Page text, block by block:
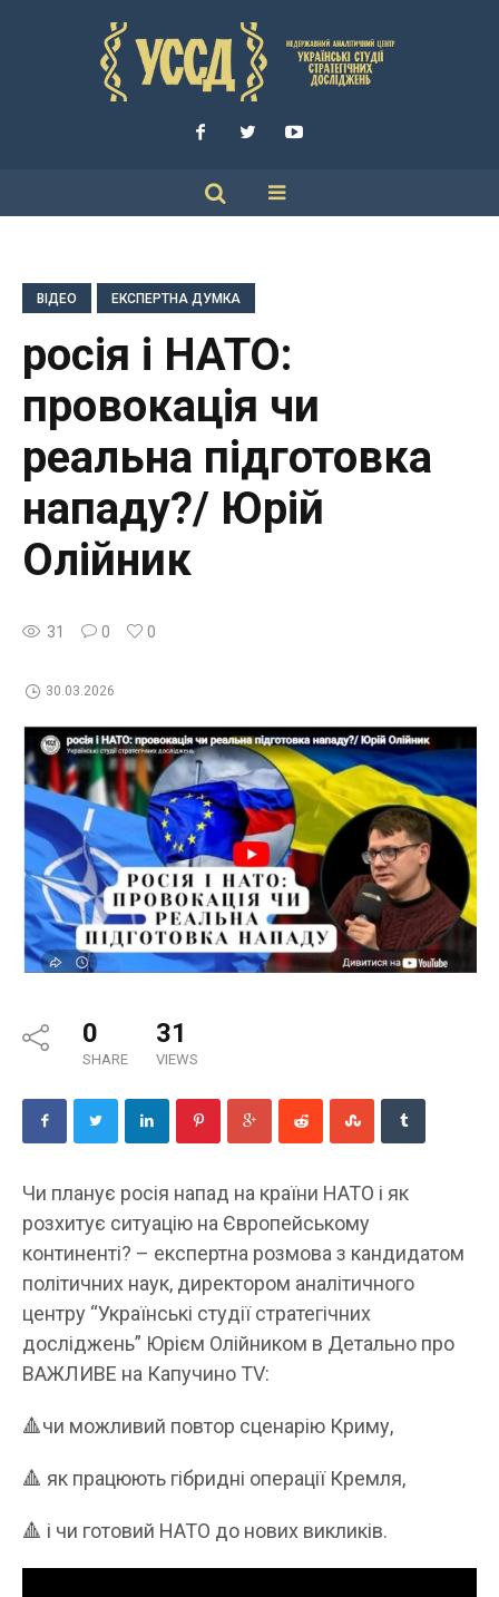
ВІДЕО ЕКСПЕРТНА ДУМКА
росія і НАТО:
провокація чи
реальна підготовка
нападу?/ Юрій
Олійник
31 0 0
30.03.2026
0
SHARE
31
VIEWS
Чи планує росія напад на країни НАТО і як
розхитує ситуацію на Європейському
континенті? – експертна розмова з кандидатом
політичних наук, директором аналітичного
центру “Українські студії стратегічних
досліджень” Юрієм Олійником в Детально про
ВАЖЛИВЕ на Капучино TV:
🔺️чи можливий повтор сценарію Криму,
🔺️ як працюють гібридні операції Кремля,
🔺️ і чи готовий НАТО до нових викликів.